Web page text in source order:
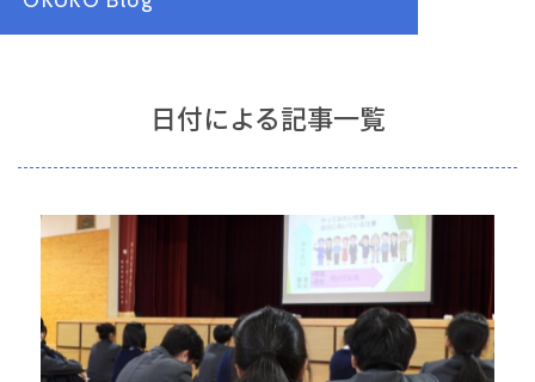
日付による記事一覧